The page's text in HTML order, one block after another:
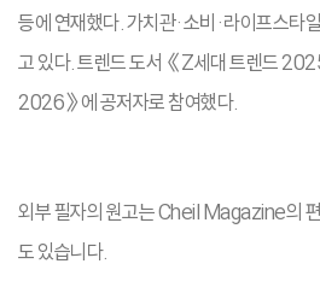
등에 연재했다. 가치관·소비·라이프스타
고 있다. 트렌드 도서 《Z세대 트렌드
2026》에 공저자로 참여했다.
외부 필자의 원고는 Cheil Magazine의
도 있습니다.